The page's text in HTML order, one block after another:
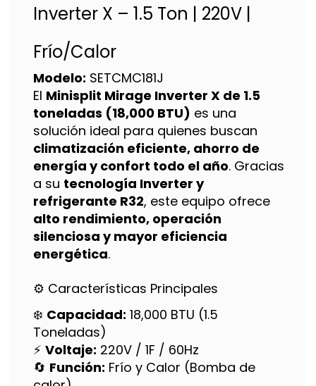
Inverter X – 1.5 Ton | 220V |
Frío/Calor
Modelo: SETCMC181J
El Minisplit Mirage Inverter X de 1.5
toneladas (18,000 BTU) es una
solución ideal para quienes buscan
climatización eficiente, ahorro de
energía y confort todo el año. Gracias
a su tecnología Inverter y
refrigerante R32, este equipo ofrece
alto rendimiento, operación
silenciosa y mayor eficiencia
energética.
⚙️ Características Principales
❄️ Capacidad: 18,000 BTU (1.5
Toneladas)
⚡ Voltaje: 220V / 1F / 60Hz
🔄 Función: Frío y Calor (Bomba de